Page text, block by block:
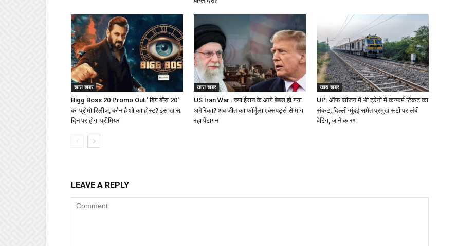
खास खबर
Bigg Boss 20 Promo Out:’ बिग बॉस 20′
का प्रोमो रिलीज, कौन है शो का होस्ट? इस खास
दिन पर होगा प्रीमियर
खास खबर
US Iran War : क्या ईरान के आगे बेबस हो गया
अमेरिका? अब जीत का फॉर्मूला एक्सपर्ट्स से मांग
रहा पेंटागन
खास खबर
UP: ऑफ सीजन में भी ट्रेनों में कन्फर्म टिकट का
संकट, दिल्ली-मुंबई समेत प्रमुख रूटों पर लंबी
वेटिंग, जानें कारण
LEAVE A REPLY